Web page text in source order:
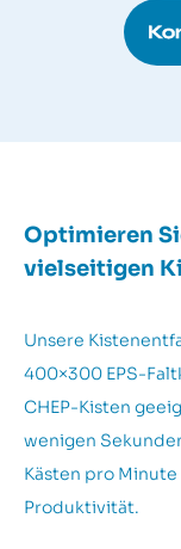
Optimieren
vielseitigen
Unsere
400×300 EPS-
CHEP-Kisten
wenigen
Kästen pro
Produktivität.